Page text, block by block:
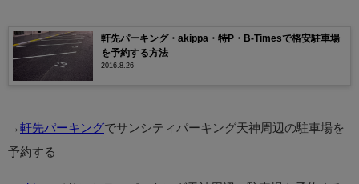
軒先パーキング・akippa・特P・B-Timesで格安駐車場
を予約する方法
2016.8.26
→ 軒先パーキングでサンシティパーキング天神周辺の駐車場を
予約する